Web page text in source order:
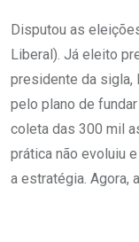
Disputou as
Liberal). Já eleito
presidente da sigla,
pelo plano de
coleta das 300 mil
prática não evoluiu
a estratégia. Agora,